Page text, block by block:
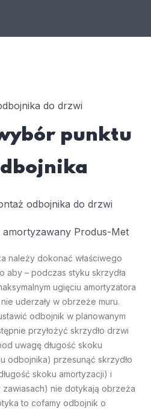
punktu
należy dokonać właściwego
aby – podczas styku skrzydła
ugięciu amortyzatora
uderzały w obrzeże muru.
odbojnik w planowanym
przyłożyć skrzydło drzwi
uwagę długość skoku
odbojnika) przesunąć skrzydło
skoku amortyzacji) i
nie dotykają obrzeża
to cofamy odbojnik o